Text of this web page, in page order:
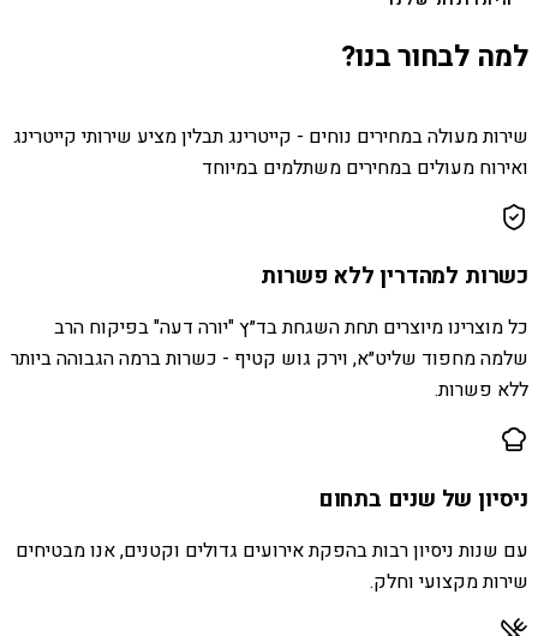
למה לבחור בנו?
שירות מעולה במחירים נוחים - קייטרינג תבלין מציע שירותי קייטרינג
ואירוח מעולים במחירים משתלמים במיוחד
כשרות למהדרין ללא פשרות
כל מוצרינו מיוצרים תחת השגחת בד״ץ "יורה דעה" בפיקוח הרב
שלמה מחפוד שליט״א, וירק גוש קטיף - כשרות ברמה הגבוהה ביותר
ללא פשרות.
ניסיון של שנים בתחום
עם שנות ניסיון רבות בהפקת אירועים גדולים וקטנים, אנו מבטיחים
שירות מקצועי וחלק.